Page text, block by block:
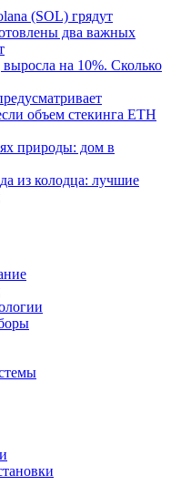
(SOL) грядут
два важных
на 10%. Сколько
объем стекинга ETH
природы: дом в
из колодца: лучшие